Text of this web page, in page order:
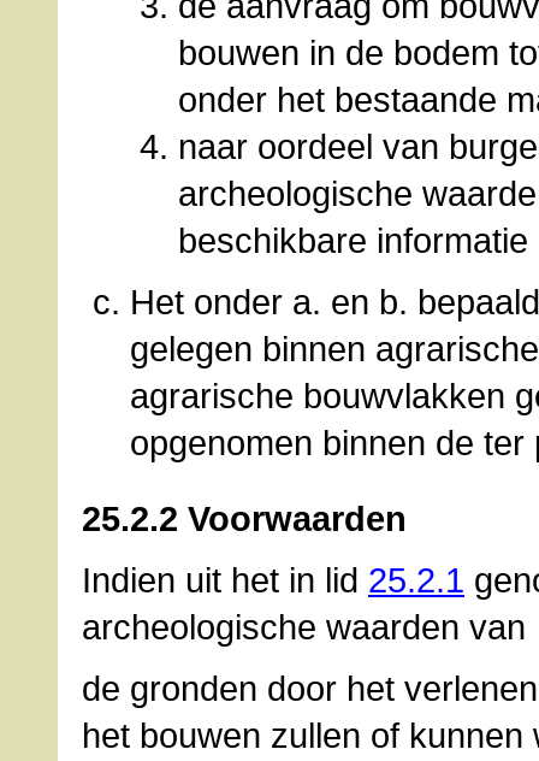
bouwen in de bodem
onder het bestaande
naar oordeel van
archeologische
beschikbare
Het onder a. en b.
gelegen binnen
agrarische bouwvlakken
opgenomen binnen de
25.2.2 Voorwaarden
Indien uit het in lid 25.2.1
archeologische waarden van
de gronden door het
het bouwen zullen of